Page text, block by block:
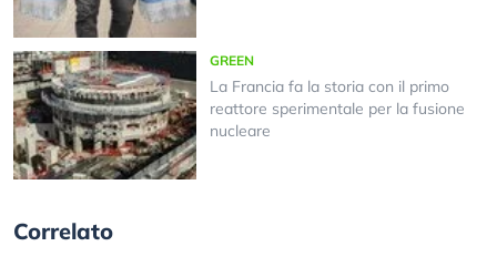
GREEN
La Francia fa la storia con il primo
reattore sperimentale per la fusione
nucleare
Correlato